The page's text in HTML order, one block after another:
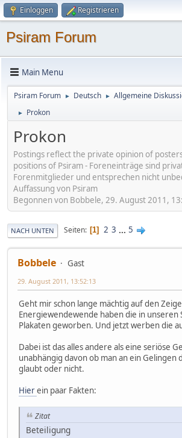
Einloggen Registrieren
Psiram Forum
Main Menu
Psiram Forum ► Deutsch ► Allgemeine
► Prokon
Prokon
Postings reflect the private opinion of
positions of Psiram - Foreneinträge sind
Forenmitglieder und entsprechen nicht
Auffassung von Psiram
Begonnen von Bobbele, 29. August 2011,
NACH UNTEN Seiten 1 2 3 ... 5
Bobbele Gast
29. August 2011, 13:52:13
Geht mir schon lange mächtig auf den
Energiewendewende haben die in unseren
Plakaten geworben. Und jetzt werben die
Dabei ist das alles andere als eine seriöse
unabhängig davon ob man an ein Gelingen
glaubt oder nicht.
Hierein paar Fakten:
Zitat
Beteiligung